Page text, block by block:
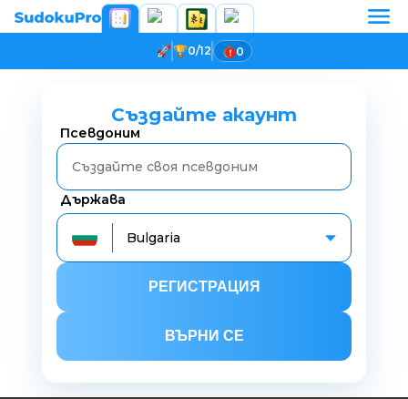
0/12 0
Създайте акаунт
Псевдоним
Държава
Bulgaria
РЕГИСТРАЦИЯ
ВЪРНИ СЕ